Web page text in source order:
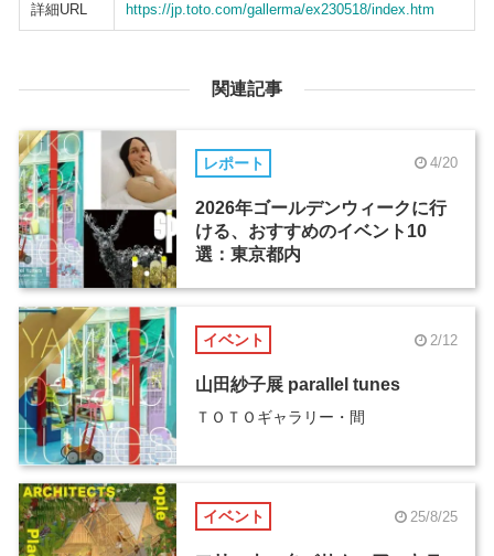
詳細URL https://jp.toto.com/gallerma/ex230518/index.htm
関連記事
レポート 4/20
2026年ゴールデンウィークに行
ける、おすすめのイベント10
選：東京都内
イベント 2/12
山田紗子展 parallel tunes
ＴＯＴＯギャラリー・間
イベント 25/8/25